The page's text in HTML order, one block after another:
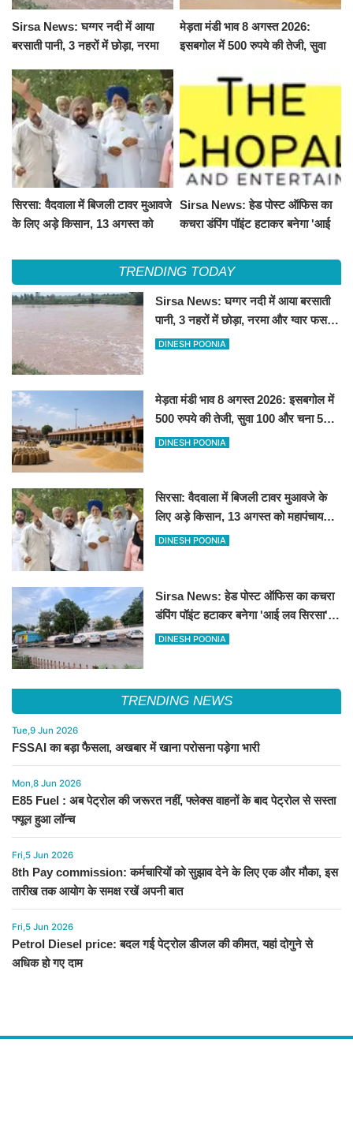
Sirsa News: घग्गर नदी में आया
बरसाती पानी, 3 नहरों में छोड़ा, नरमा
मेड़ता मंडी भाव 8 अगस्त 2026:
इसबगोल में 500 रुपये की तेजी, सुवा
सिरसा: वैदवाला में बिजली टावर मुआवजे
के लिए अड़े किसान, 13 अगस्त को
Sirsa News: हेड पोस्ट ऑफिस का
कचरा डंपिंग पॉइंट हटाकर बनेगा 'आई
TRENDING TODAY
Sirsa News: घग्गर नदी में आया बरसाती
पानी, 3 नहरों में छोड़ा, नरमा और ग्वार फसल
को फायदा
DINESH POONIA
मेड़ता मंडी भाव 8 अगस्त 2026: इसबगोल में
500 रुपये की तेजी, सुवा 100 और चना 50
रूपए मंदे
DINESH POONIA
सिरसा: वैदवाला में बिजली टावर मुआवजे के
लिए अड़े किसान, 13 अगस्त को महापंचायत
का ऐलान
DINESH POONIA
Sirsa News: हेड पोस्ट ऑफिस का कचरा
डंपिंग पॉइंट हटाकर बनेगा 'आई लव सिरसा'
सेल्फी पॉइंट
DINESH POONIA
TRENDING NEWS
Tue,9 Jun 2026
FSSAI का बड़ा फैसला, अखबार में खाना परोसना पड़ेगा भारी
Mon,8 Jun 2026
E85 Fuel : अब पेट्रोल की जरूरत नहीं, फ्लेक्स वाहनों के बाद पेट्रोल से सस्ता
फ्यूल हुआ लॉन्च
Fri,5 Jun 2026
8th Pay commission: कर्मचारियों को सुझाव देने के लिए एक और मौका, इस
तारीख तक आयोग के समक्ष रखें अपनी बात
Fri,5 Jun 2026
Petrol Diesel price: बदल गई पेट्रोल डीजल की कीमत, यहां दोगुने से
अधिक हो गए दाम